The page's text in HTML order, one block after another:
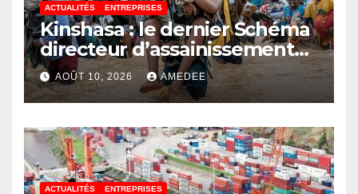
ACTUALITÉS ENTREPRISES
Kinshasa : le dernier Schéma
directeur d’assainissement
date de 1967, un héritage des
Belges
AOÛT 10, 2026 AMEDEE
ACTUALITÉS ENTREPRISES